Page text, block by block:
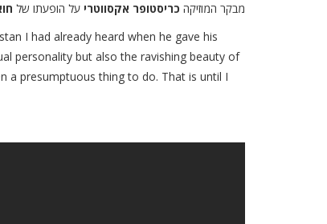
מבקר המוזיקה כריסטופר אקסווטרי על הופעתו של
I had already heard when he gave his
personality but also the ravishing beauty of
a presumptuous thing to do. That is until I